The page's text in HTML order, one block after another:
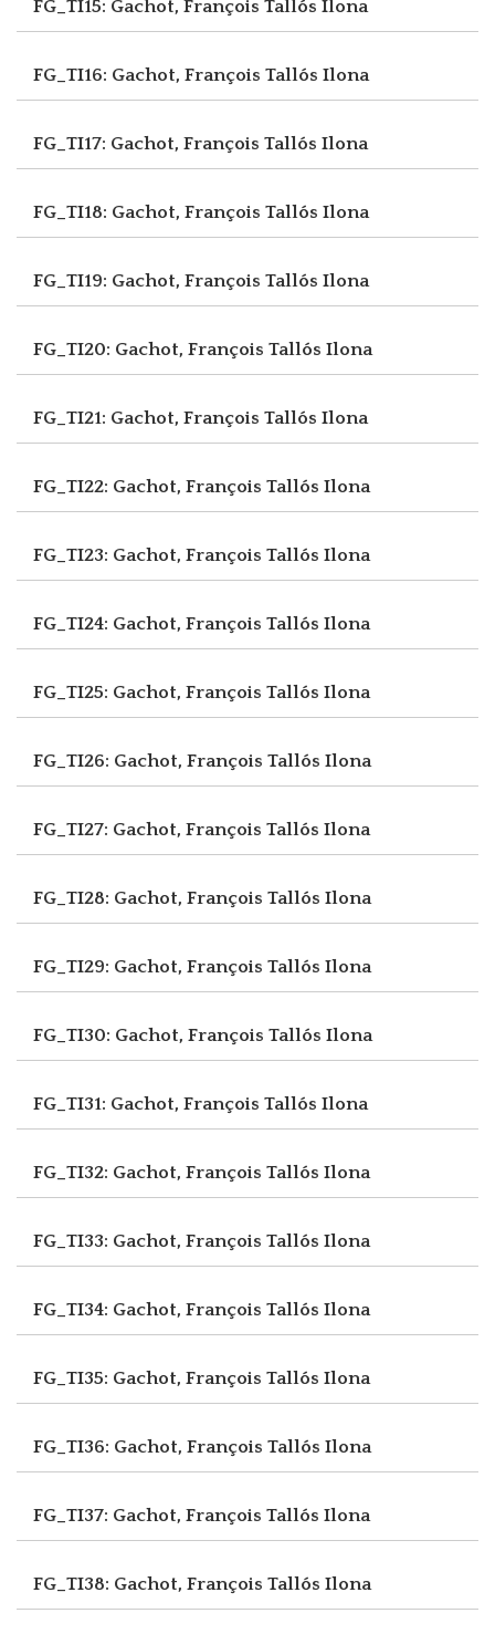
FG_TI15: Gachot, François Tallós Ilona
FG_TI16: Gachot, François Tallós Ilona
FG_TI17: Gachot, François Tallós Ilona
FG_TI18: Gachot, François Tallós Ilona
FG_TI19: Gachot, François Tallós Ilona
FG_TI20: Gachot, François Tallós Ilona
FG_TI21: Gachot, François Tallós Ilona
FG_TI22: Gachot, François Tallós Ilona
FG_TI23: Gachot, François Tallós Ilona
FG_TI24: Gachot, François Tallós Ilona
FG_TI25: Gachot, François Tallós Ilona
FG_TI26: Gachot, François Tallós Ilona
FG_TI27: Gachot, François Tallós Ilona
FG_TI28: Gachot, François Tallós Ilona
FG_TI29: Gachot, François Tallós Ilona
FG_TI30: Gachot, François Tallós Ilona
FG_TI31: Gachot, François Tallós Ilona
FG_TI32: Gachot, François Tallós Ilona
FG_TI33: Gachot, François Tallós Ilona
FG_TI34: Gachot, François Tallós Ilona
FG_TI35: Gachot, François Tallós Ilona
FG_TI36: Gachot, François Tallós Ilona
FG_TI37: Gachot, François Tallós Ilona
FG_TI38: Gachot, François Tallós Ilona